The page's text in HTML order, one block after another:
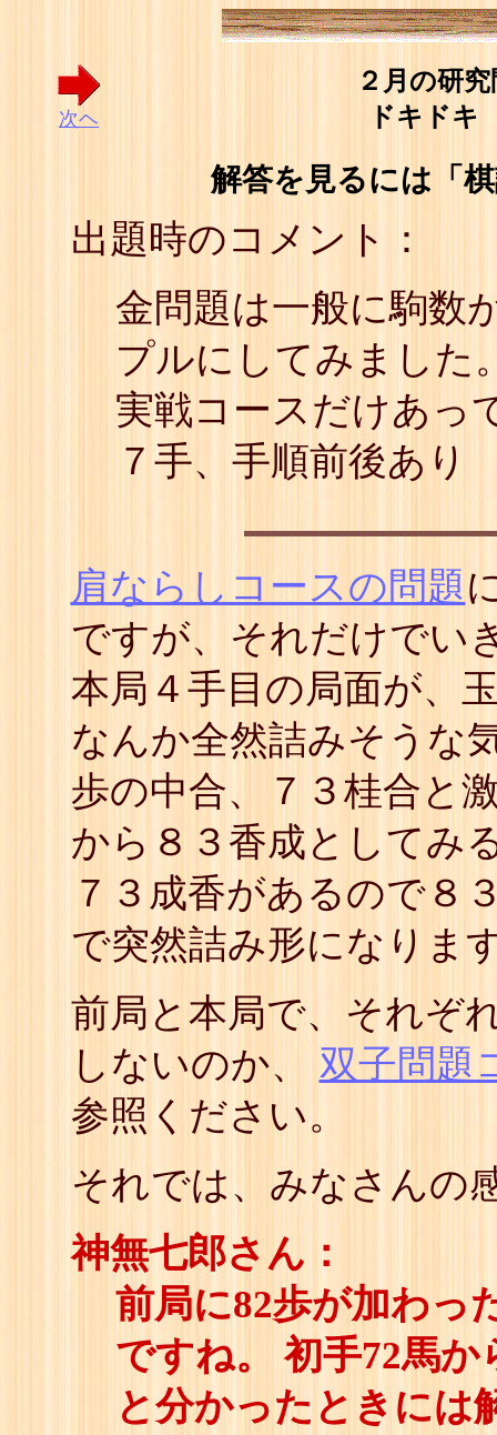
次ヘ
２月の研
ドキド
解答を見るには「
出題時のコメント：
金問題は一般に駒数
プルにしてみました
実戦コースだけあっ
７手、手順前後あり
肩ならしコースの問題
ですが、それだけでい
本局４手目の局面が、
なんか全然詰みそうな
歩の中合、７３桂合と
から８３香成としてみ
７３成香があるので８
で突然詰み形になりま
前局と本局で、それぞ
しないのか、 双子問題
参照ください。
それでは、みなさんの
神無七郎さん：
前局に82歩が加わっ
ですね。 初手72馬
と分かったときに